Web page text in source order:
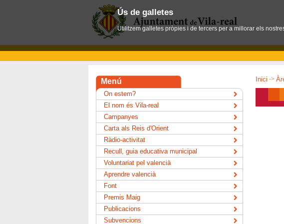
Inici ->
Menú
On estem?
El nom és Vila-real
Campanyes
Carta als Reis d'Orient
Ràdio-activitat
Recull, guia educativa municipal
Voluntariat pel valencià
Aprendre valencià
Font
Premis Maig
Publicacions
Subvencions
Ús de galletes
Utilitzem galletes pròpies i de tercers per a millorar els